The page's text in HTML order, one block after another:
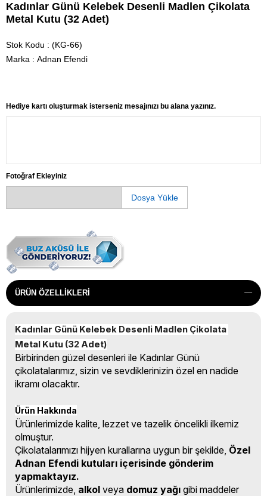
Kadınlar Günü Kelebek Desenli Madlen Çikolata
Metal Kutu (32 Adet)
Stok Kodu
(KG-66)
Marka : Adnan Efendi
Hediye kartı oluşturmak isterseniz mesajınızı bu alana yazınız.
Fotoğraf Ekleyiniz
Dosya Yükle
ÜRÜN ÖZELLIKLERI
Kadınlar Günü Kelebek Desenli Madlen Çikolata
Metal Kutu (32 Adet)
Birbirinden güzel desenleri ile Kadınlar Günü
çikolatalarımız, sizin ve sevdiklerinizin özel en nadide
ikramı olacaktır.
Ürün Hakkında
Ürünlerimizde kalite, lezzet ve tazelik öncelikli ilkemiz
olmuştur.
Çikolatalarımızı hijyen kurallarına uygun bir şekilde, Özel
Adnan Efendi kutuları içerisinde gönderim
yapmaktayız.
Ürünlerimizde, alkol veya domuz yağı gibi maddeler